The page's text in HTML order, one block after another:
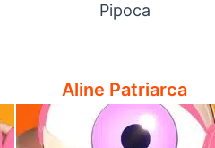
Pipoca
Aline Patriarca